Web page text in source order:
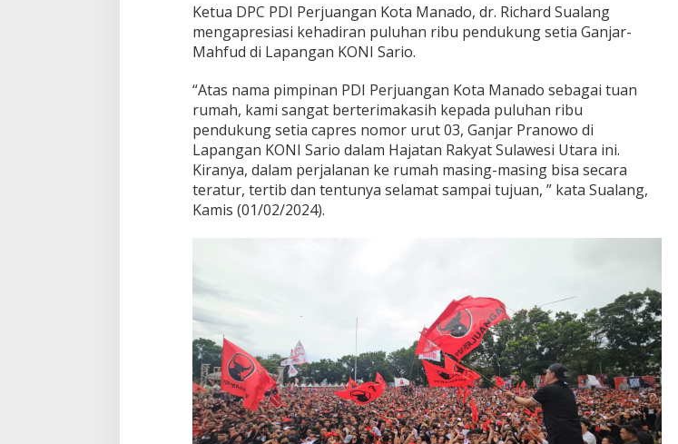
k
a
s
i
,
K
a
i
a
n
H
Ketua DPC PDI Perjuangan Kota Manado, dr. Richard Sualang
mengapresiasi kehadiran puluhan ribu pendukung setia Ganjar-
Mahfud di Lapangan KONI Sario.
“Atas nama pimpinan PDI Perjuangan Kota Manado sebagai tuan
rumah, kami sangat berterimakasih kepada puluhan ribu
pendukung setia capres nomor urut 03, Ganjar Pranowo di
Lapangan KONI Sario dalam Hajatan Rakyat Sulawesi Utara ini.
Kiranya, dalam perjalanan ke rumah masing-masing bisa secara
teratur, tertib dan tentunya selamat sampai tujuan, ” kata Sualang,
Kamis (01/02/2024).